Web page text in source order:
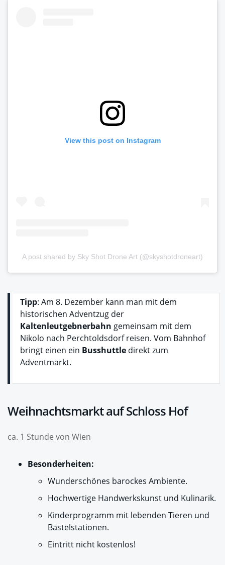
View this post on Instagram
A post shared by Sky Shot Drone Art (@skyshotdroneart)
Tipp: Am 8. Dezember kann man mit dem
historischen Adventzug der
Kaltenleutgebnerbahn gemeinsam mit dem
Nikolo nach Perchtoldsdorf reisen. Vom Bahnhof
bringt einen ein Busshuttle direkt zum
Adventmarkt.
Weihnachtsmarkt auf Schloss Hof
ca. 1 Stunde von Wien
Besonderheiten:
Wunderschönes barockes Ambiente.
Hochwertige Handwerkskunst und Kulinarik.
Kinderprogramm mit lebenden Tieren und
Bastelstationen.
Eintritt nicht kostenlos!